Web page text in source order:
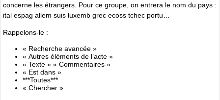
concerne les étrangers. Pour ce groupe, on entrera le nom du pays :
ital espag allem suis luxemb grec ecoss tchec portu…
Rappelons-le :
« Recherche avancée »
« Autres éléments de l’acte »
« Texte » « Commentaires »
« Est dans »
***Toutes***
« Chercher ».